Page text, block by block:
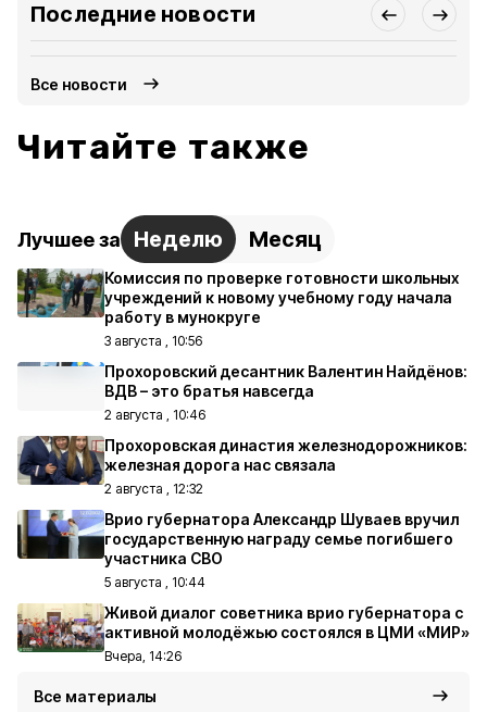
Последние новости
Все новости
Читайте также
Лучшее за Неделю Месяц
Комиссия по проверке готовности школьных
учреждений к новому учебному году начала
работу в мунокруге
3 августа , 10:56
Прохоровский десантник Валентин Найдёнов:
ВДВ – это братья навсегда
2 августа , 10:46
Прохоровская династия железнодорожников:
железная дорога нас связала
2 августа , 12:32
Врио губернатора Александр Шуваев вручил
государственную награду семье погибшего
участника СВО
5 августа , 10:44
Живой диалог советника врио губернатора с
активной молодёжью состоялся в ЦМИ «МИР»
Вчера, 14:26
Все материалы